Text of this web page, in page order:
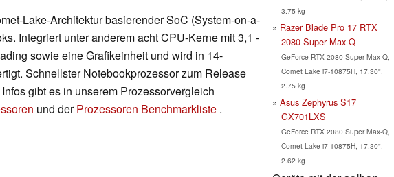
Lake-Architektur basierender SoC (System-on-a-
Integriert unter anderem acht CPU-Kerne mit 3,1 -
sowie eine Grafikeinheit und wird in 14-
Schnellster Notebookprozessor zum Release
gibt es in unserem Prozessorvergleich
und derProzessoren Benchmarkliste .
3.75 kg
Razer Blade Pro 17 RTX
2080 Super Max-Q
GeForce RTX 2080 Super Max-Q,
Comet Lake i7-10875H, 17.30",
2.75 kg
Asus Zephyrus S17
GX701LXS
GeForce RTX 2080 Super Max-Q,
Comet Lake i7-10875H, 17.30",
2.62 kg